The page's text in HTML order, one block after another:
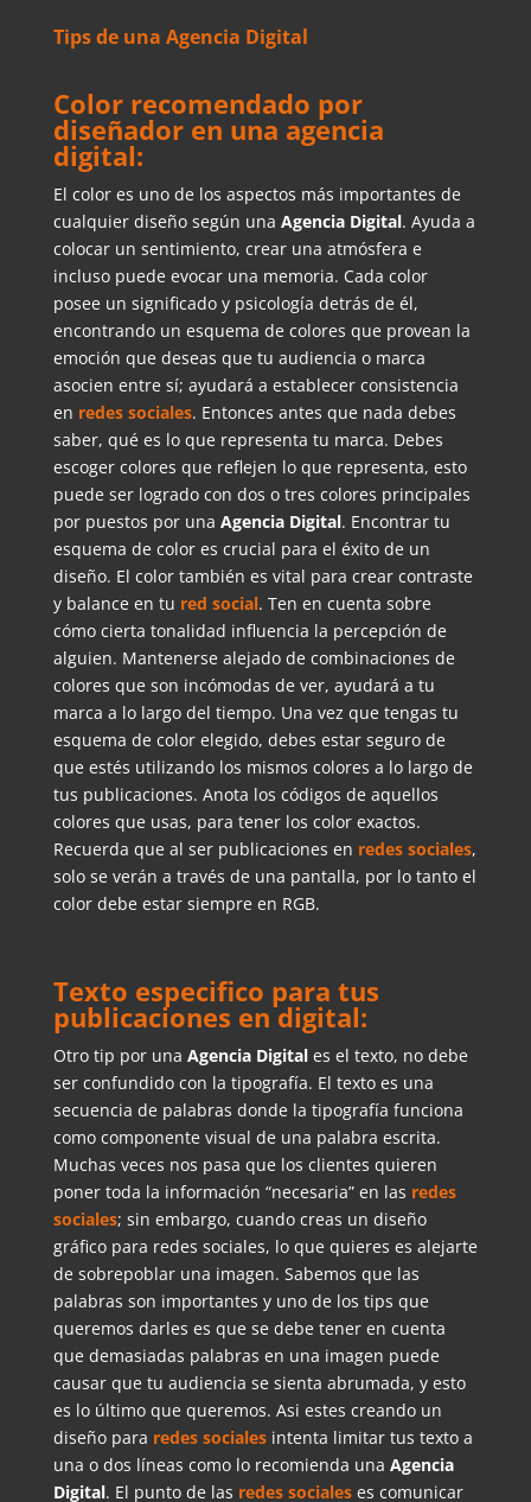
Tips de una Agencia Digital
Color recomendado por
diseñador en una agencia
digital:
El color es uno de los aspectos más importantes de
cualquier diseño según una Agencia Digital. Ayuda a
colocar un sentimiento, crear una atmósfera e
incluso puede evocar una memoria. Cada color
posee un significado y psicología detrás de él,
encontrando un esquema de colores que provean la
emoción que deseas que tu audiencia o marca
asocien entre sí; ayudará a establecer consistencia
en redes sociales. Entonces antes que nada debes
saber, qué es lo que representa tu marca. Debes
escoger colores que reflejen lo que representa, esto
puede ser logrado con dos o tres colores principales
por puestos por una Agencia Digital. Encontrar tu
esquema de color es crucial para el éxito de un
diseño. El color también es vital para crear contraste
y balance en tu red social. Ten en cuenta sobre
cómo cierta tonalidad influencia la percepción de
alguien. Mantenerse alejado de combinaciones de
colores que son incómodas de ver, ayudará a tu
marca a lo largo del tiempo. Una vez que tengas tu
esquema de color elegido, debes estar seguro de
que estés utilizando los mismos colores a lo largo de
tus publicaciones. Anota los códigos de aquellos
colores que usas, para tener los color exactos.
Recuerda que al ser publicaciones en redes sociales,
solo se verán a través de una pantalla, por lo tanto el
color debe estar siempre en RGB.
Texto especifico para tus
publicaciones en digital:
Otro tip por una Agencia Digitales el texto, no debe
ser confundido con la tipografía. El texto es una
secuencia de palabras donde la tipografía funciona
como componente visual de una palabra escrita.
Muchas veces nos pasa que los clientes quieren
poner toda la información “necesaria” en las redes
sociales; sin embargo, cuando creas un diseño
gráfico para redes sociales, lo que quieres es alejarte
de sobrepoblar una imagen. Sabemos que las
palabras son importantes y uno de los tips que
queremos darles es que se debe tener en cuenta
que demasiadas palabras en una imagen puede
causar que tu audiencia se sienta abrumada, y esto
es lo último que queremos. Asi estes creando un
diseño para redes socialesintenta limitar tus texto a
una o dos líneas como lo recomienda una Agencia
Digital. El punto de las redes socialeses comunicar